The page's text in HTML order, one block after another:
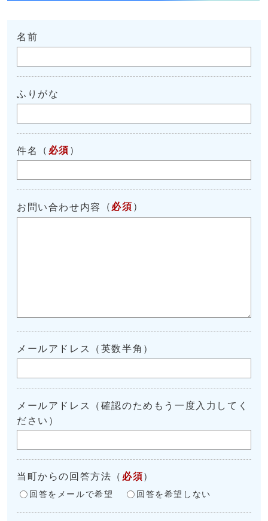
名前
ふりがな
件名 （ 必須 ）
お問い合わせ内容 （ 必須 ）
メールアドレス（英数半角）
メールアドレス（確認のためもう一度入力してく
ださい）
当町からの回答方法 （ 必須 ）
回答をメールで希望 回答を希望しない